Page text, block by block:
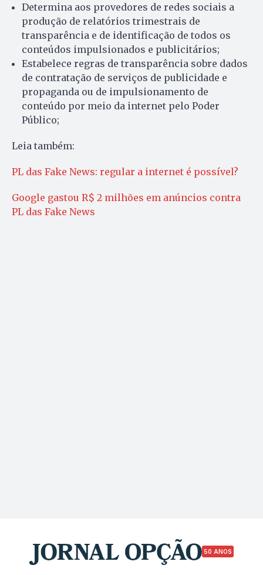
Determina aos provedores de redes sociais a
produção de relatórios trimestrais de
transparência e de identificação de todos os
conteúdos impulsionados e publicitários;
Estabelece regras de transparência sobre dados
de contratação de serviços de publicidade e
propaganda ou de impulsionamento de
conteúdo por meio da internet pelo Poder
Público;
Leia também:
PL das Fake News: regular a internet é possível?
Google gastou R$ 2 milhões em anúncios contra
PL das Fake News
50 ANOS